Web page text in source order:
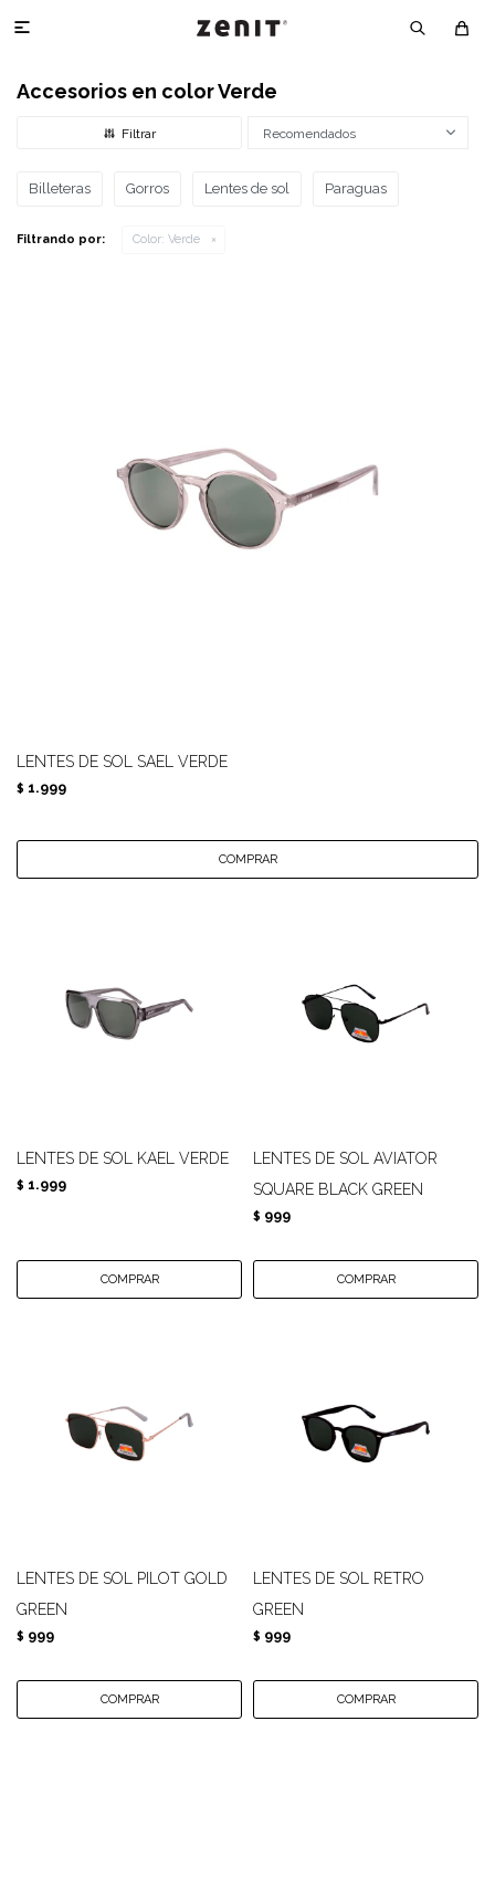

Accesorios en color Verde
Recomendados
Billeteras Gorros Lentes de sol Paraguas
Filtrando por: Color: Verde
LENTES DE SOL SAEL VERDE
$ 1.999
LENTES DE SOL KAEL VERDE
$ 1.999
LENTES DE SOL AVIATOR
SQUARE BLACK GREEN
$ 999
LENTES DE SOL PILOT GOLD
GREEN
$ 999
LENTES DE SOL RETRO
GREEN
$ 999